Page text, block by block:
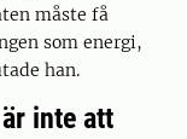
måste få
som energi,
han.
inte att